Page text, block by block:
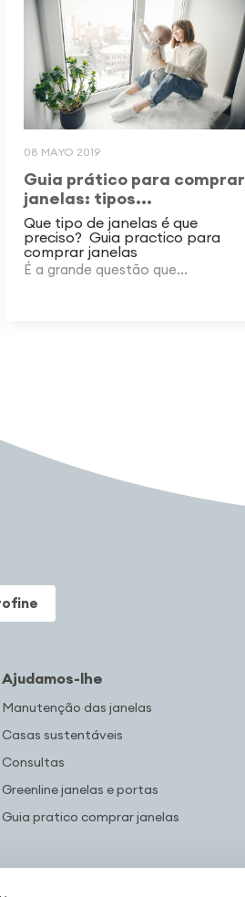
08 MAYO 2019
Guia prático para comprar
janelas: tipos...
Que tipo de janelas é que
preciso? Guia practico para
comprar janelas
É a grande questão que...
Ajudamos-lhe
Manutenção das janelas
Casas sustentáveis
Consultas
Greenline janelas e portas
Guia pratico comprar janelas